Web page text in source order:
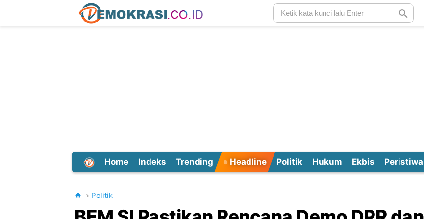
Home Indeks Trending Headline Politik Hukum Ekbis Peristiwa
Politik